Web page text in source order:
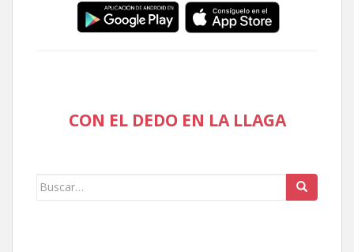
CON EL DEDO EN LA LLAGA
Buscar: